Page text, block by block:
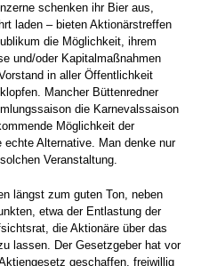
schenken ihr Bier aus,
laden – bieten Aktionärstreffen
die Möglichkeit, ihrem
und/oder Kapitalmaßnahmen
in aller Öffentlichkeit
Mancher Büttenredner
die Karnevalssaison
Möglichkeit der
Alternative. Man denke nur
Veranstaltung.
längst zum guten Ton, neben
etwa der Entlastung der
die Aktionäre über das
lassen. Der Gesetzgeber hat vor
geschaffen, freiwillig